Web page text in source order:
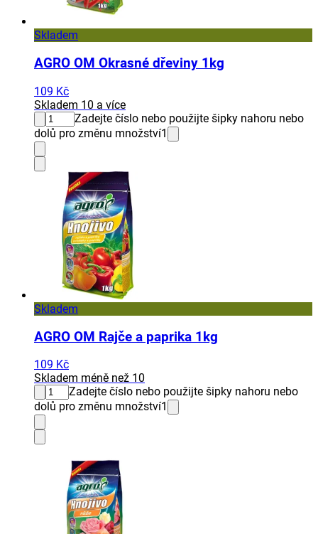
Skladem
AGRO OM Okrasné dřeviny 1kg
109 Kč
Skladem 10 a více
Zadejte číslo nebo použijte šipky nahoru nebo
dolů pro změnu množství1
Skladem
AGRO OM Rajče a paprika 1kg
109 Kč
Skladem méně než 10
Zadejte číslo nebo použijte šipky nahoru nebo
dolů pro změnu množství1